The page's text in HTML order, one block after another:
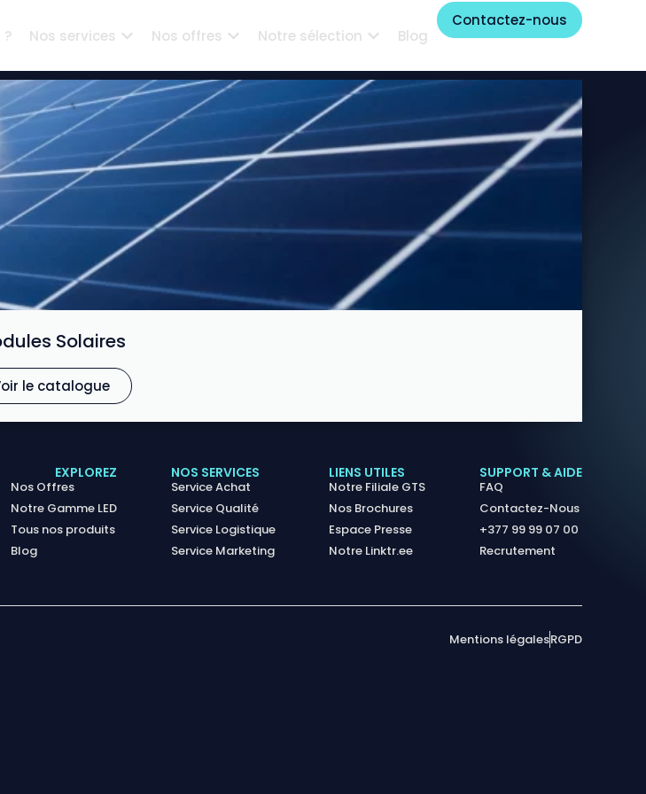
Nos services Nos offres Notre sélection Blog
Contactez-nous
Solaires
le catalogue
EXPLOREZ
Nos Offres
Notre Gamme LED
Tous nos produits
Blog
NOS SERVICES
Service Achat
Service Qualité
Service Logistique
Service Marketing
LIENS UTILES
Notre Filiale GTS
Nos Brochures
Espace Presse
Notre Linktr.ee
SUPPORT & AIDE
FAQ
Contactez-Nous
+377 99 99 07 00
Recrutement
Mentions légalesRGPD